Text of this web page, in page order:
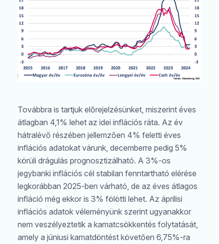
Továbbra is tartjuk előrejelzésünket, miszerint éves
átlagban 4,1% lehet az idei inflációs ráta. Az év
hátralévő részében jellemzően 4% feletti éves
inflációs adatokat várunk, decemberre pedig 5%
körüli drágulás prognosztizálható. A 3%-os
jegybanki inflációs cél stabilan fenntartható elérése
legkorábban 2025-ben várható, de az éves átlagos
infláció még ekkor is 3% fölötti lehet. Az áprilisi
inflációs adatok véleményünk szerint ugyanakkor
nem veszélyeztetik a kamatcsökkentés folytatását,
amely a júniusi kamatdöntést követően 6,75%-ra